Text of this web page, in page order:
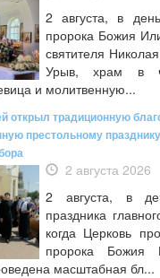
2 августа, в
пророка Божия
святителя
Урыв, храм в
и молитвенную...
открыл традиционную
престольному
2 августа 2026
2 августа, в
праздника
когда Церковь
пророка Божия
масштабная бл...